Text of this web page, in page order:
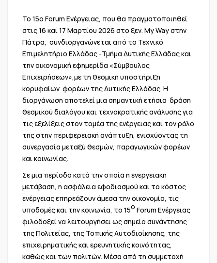
Το 15ο Forum Ενέργειας, που θα πραγματοποιηθεί
στις 16 και 17 Μαρτίου 2026 στο ξεν. My Way στην
Πάτρα, συνδιοργανώνεται από το Τεχνικό
Επιμελητήριο Ελλάδας -Τμήμα Δυτικής Ελλάδας και
την οικονομική εφημερίδα «Σύμβουλος
Επιχειρήσεων»,με τη θεσμική υποστήριξη
κορυφαίων φορέων της Δυτικής Ελλάδας. Η
διοργάνωση αποτελεί μια σημαντική ετήσια δράση
θεσμικού διαλόγου και τεχνοκρατικής ανάλυσης για
τις εξελίξεις στον τομέα της ενέργειας και τον ρόλο
της στην περιφερειακή ανάπτυξη, ενισχύοντας τη
συνεργασία μεταξύ θεσμών, παραγωγικών φορέων
και κοινωνίας.
Σε μια περίοδο κατά την οποία η ενεργειακή
μετάβαση, η ασφάλεια εφοδιασμού και το κόστος
ενέργειας επηρεάζουν άμεσα την οικονομία, τις
υποδομές και την κοινωνία, το 15ο Forum Ενέργειας
φιλοδοξεί να λειτουργήσει ως σημείο συνάντησης
της Πολιτείας, της Τοπικής Αυτοδιοίκησης, της
επιχειρηματικής και ερευνητικής κοινότητας,
καθώς και των πολιτών. Μέσα από τη συμμετοχή